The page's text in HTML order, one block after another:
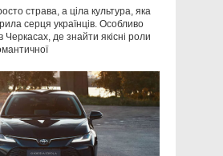
страва, а ціла культура, яка
серця українців. Особливо
Черкасах, де знайти якісні роли